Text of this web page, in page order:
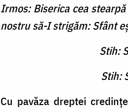
Irmos: Biserica cea
nostru să-I strigăm: Sfânt
Stih:
Stih:
Cu pavăza dreptei